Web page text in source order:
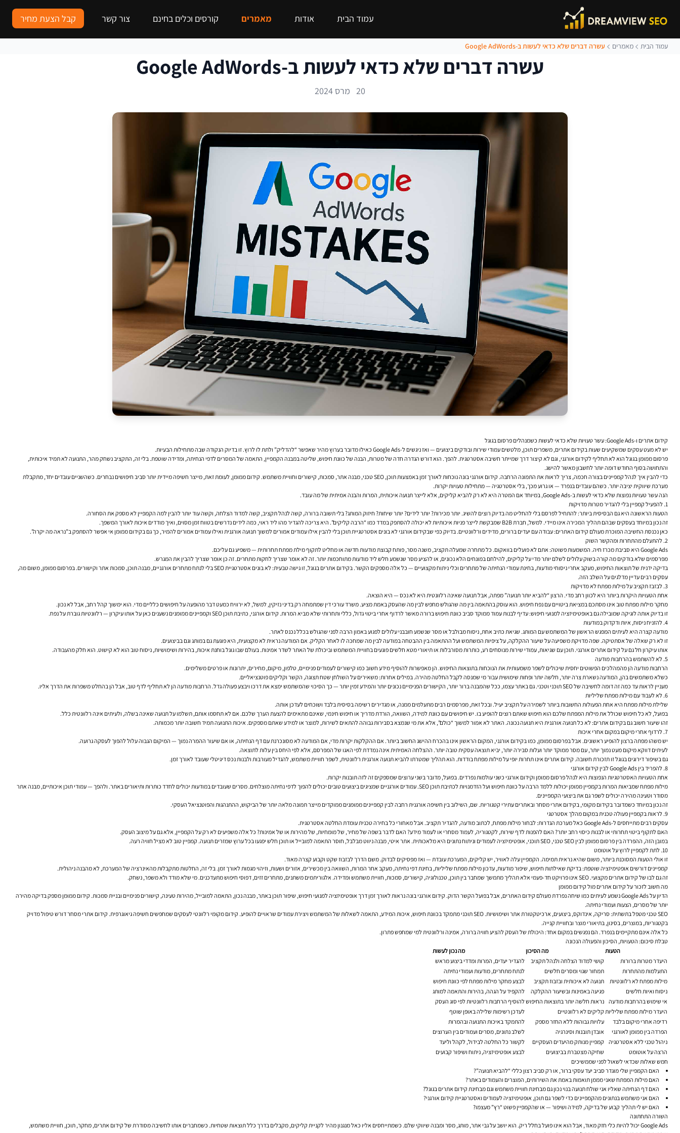
עמוד הבית אודות מאמרים קורסים וכלים בחינם צור קשר קבל הצעת מחיר
עמוד הבית מאמרים עשרה דברים שלא כדאי לעשות ב-Google AdWords
עשרה דברים שלא כדאי לעשות ב-Google AdWords
20 מרס 2024
קידום אתרים ו-Google Ads: עשר טעויות שלא כדאי לעשות כשמנהלים פרסום בגוגל
יש לא מעט עסקים שמשקיעים שעות בקידום אתרים, משפרים תוכן, מלטשים עמודי שירות ובודקים ביצועים — ואז ניגשים ל-Google Ads כאילו מדובר בערוץ מהיר שאפשר “להדליק” ולתת לו לרוץ. זו בדיוק הנקודה שבה מתחילות הבעיות.
פרסום ממומן בגוגל הוא לא תחליף לקידום אורגני, וגם לא קיצור דרך שמייתר חשיבה אסטרטגית. להפך. הוא דורש הגדרה חדה של מטרות, הבנה של כוונת חיפוש, שליטה במבנה הקמפיין, התאמה של המסרים לדפי הנחיתה, ומדידה שוטפת. בלי זה, התקציב נשחק מהר, התנועה לא תמיד איכותית,
והתחושה בסוף החודש דומה יותר לחשבון מאשר להישג.
כדי להבין איך לנהל קמפיינים בצורה חכמה, צריך לראות את התמונה הרחבה. קידום אורגני בונה נוכחות לאורך זמן באמצעות תוכן, SEO טכני, מבנה אתר, סמכות, קישורים וחוויית משתמש. קידום ממומן, לעומת זאת, מייצר חשיפה מיידית יותר סביב חיפושים נבחרים. כשהשניים עובדים יחד, מתקבלת
מערכת שיווקית יציבה יותר. כשהם עובדים בנפרד — או גרוע מכך, בלי אסטרטגיה — מתחילות טעויות יקרות.
הנה עשר טעויות נפוצות שלא כדאי לעשות ב-Google Ads, במיוחד אם המטרה היא לא רק להביא קליקים, אלא לייצר תנועה איכותית, המרות והבנה אמיתית של מה עובד.
1. להפעיל קמפיין בלי להגדיר מטרות מדויקות
הטעות הראשונה היא גם הבסיסית ביותר: להתחיל לפרסם בלי להחליט מה בדיוק רוצים להשיג. יותר מכירות? יותר לידים? יותר שיחות? חיזוק המותג? בלי תשובה ברורה, קשה לנהל תקציב, קשה למדוד הצלחה, וקשה עוד יותר להבין למה הקמפיין לא מספק את הסחורה.
זה נכון במיוחד בעסקים שבהם תהליך המכירה אינו מיידי. למשל, חברת B2B שמבקשת לייצר פניות איכותיות לא יכולה להסתפק במדד כמו “הרבה קליקים”. היא צריכה להגדיר מהו ליד ראוי, כמה לידים נדרשים בטווח זמן מסוים, ואיך מודדים איכות לאורך המשפך.
כאן נכנסת החשיבה המוכרת מעולם קידום האתרים: עבודה עם יעדים ברורים, מדידים ורלוונטיים. בדיוק כפי שבקידום אורגני לא בונים אסטרטגיית תוכן בלי להבין אילו עמודים אמורים למשוך תנועה אורגנית ואילו עמודים אמורים להמיר, כך גם בקידום ממומן אי אפשר להסתפק ב”נראה מה יקרה”.
2. להתעלם מהתחרות ומהקשר השוק
Google Ads היא סביבת מכרז חיה. המשמעות פשוטה: אתם לא פועלים בוואקום. כל מתחרה שמעלה תקציב, משנה מסר, פותח קבוצת מודעות חדשה או מחליט לתקוף מילת מפתח תחרותית — משפיע גם עליכם.
מפרסמים שלא בודקים מה קורה בשוק עלולים לשלם יותר מדי על קליקים, להילחם במונחים הלא נכונים, או להציע מסר שנשמע חלש ליד מודעות מתוחכמות יותר. זה לא אומר שצריך לחקות מתחרים. זה כן אומר שצריך להבין את המגרש.
בדיקה ידנית של תוצאות החיפוש, מעקב אחרי ניסוחי מודעות, בחינת עמודי הנחיתה של מתחרים וכלי ניתוח מקצועיים — כל אלה מספקים הקשר. בקידום אתרים בגוגל, זו גישה טבעית: לא בונים אסטרטגיית SEO בלי לנתח מתחרים אורגניים, מבנה תוכן, סמכות אתר וקישורים. בפרסום ממומן, משום מה,
עסקים רבים עדיין מדלגים על השלב הזה.
3. לבזבז תקציב על מילות מפתח לא מדויקות
אחת הטעויות היקרות ביותר היא לכוון רחב מדי. הרצון “להביא יותר תנועה” מפתה, אבל תנועה שאינה רלוונטית היא לא נכס — היא הוצאה.
מחקר מילות מפתח טוב אינו מסתכם במציאת ביטויים עם נפח חיפוש. הוא עוסק בהתאמה בין מה שהגולש מחפש לבין מה שהעסק באמת מציע. משרד עורכי דין שמתמחה רק בדיני נזיקין, למשל, לא ירוויח כמעט דבר מהופעה על חיפושים כלליים מדי. הוא ימשוך קהל רחב, אבל לא נכון.
זו בדיוק אותה לוגיקה שמובילה גם באופטימיזציה למנועי חיפוש: עדיף לבנות עמוד ממוקד סביב כוונת חיפוש ברורה מאשר לרדוף אחרי ביטוי גדול, כללי ותחרותי שלא מביא המרות. קידום אורגני, כתיבת תוכן SEO וקמפיינים ממומנים נשענים כאן על אותו עיקרון — רלוונטיות גוברת על נפח.
4. להזניח ניסוח, איות ודקדוק במודעות
מודעה קצרה היא לעיתים המפגש הראשון של המשתמש עם המותג. שגיאת כתיב אחת, ניסוח מבולבל או מסר שנשמע חובבני עלולים לפגוע באמון הרבה לפני שהגולש בכלל נכנס לאתר.
זו לא רק שאלה של אסתטיקה. שפה מדויקת משפיעה על שיעור ההקלקה, על ציפיות המשתמש ועל ההתאמה בין ההבטחה במודעה לבין מה שמחכה לו לאחר הקליק. אם המודעה נראית לא מקצועית, היא פוגעת גם במותג וגם בביצועים.
אותו עיקרון חל גם על קידום אתרים אורגני. תוכן עם שגיאות, עמודי שירות מנוסחים רע, כותרות מסורבלות או תיאורי מטא חלשים פוגעים בחוויית המשתמש וביכולת של האתר לשדר אמינות. בעולם שבו גוגל בוחנת איכות, בהירות ושימושיות, ניסוח טוב הוא לא קישוט. הוא חלק מהעבודה.
5. לא להשתמש בהרחבות מודעה
הרחבות מודעה הן מהמהלכים הפשוטים יחסית שיכולים לשפר משמעותית את הנוכחות בתוצאות החיפוש. הן מאפשרות להוסיף מידע חשוב כמו קישורים לעמודים פנימיים, טלפון, מיקום, מחירים, יתרונות או פרטים משלימים.
כשלא משתמשים בהן, המודעה נשארת צרה יותר, חלשה יותר ופחות שימושית עבור מי שמנסה לקבל החלטה מהירה. במילים אחרות: משאירים על השולחן שטח תצוגה, הקשר וקליקים פוטנציאליים.
מעניין לראות עד כמה זה דומה לחשיבה של SEO תוכני וטכני. גם באתר עצמו, ככל שהמבנה ברור יותר, הקישורים הפנימיים נכונים יותר והמידע זמין יותר — כך הסיכוי שהמשתמש ימצא את דרכו ויבצע פעולה גדל. הרחבות מודעה הן לא תחליף לדף טוב, אבל הן בהחלט משפרות את הדרך אליו.
6. לא לעבוד עם מילות מפתח שליליות
שלילת מילות מפתח היא אחת הפעולות החשובות ביותר לשמירה על תקציב יעיל. ובכל זאת, מפרסמים רבים מתעלמים ממנה, או מגדירים רשימה בסיסית בלבד ושוכחים לעדכן אותה.
בפועל, לא כל חיפוש שכולל את מילות המפתח שלכם הוא חיפוש שאתם רוצים להופיע בו. יש חיפושים עם כוונת למידה, השוואה, הורדת מדריך או חיפוש חינמי, שאינם מתאימים להצעת הערך שלכם. אם לא תחסמו אותם, תשלמו על תנועה שאינה בשלה, ולעיתים אינה רלוונטית כלל.
זהו שיעור חשוב גם בקידום אתרים: לא כל תנועה אורגנית היא תנועה נכונה. האתר לא אמור למשוך “כולם”, אלא את מי שנמצא בסבירות גבוהה להתאים לשירות, למוצר או למידע שאתם מספקים. איכות התנועה תמיד חשובה יותר מכמותה.
7. לרדוף אחרי מיקום במקום אחרי איכות
יש משהו מפתה ברצון להופיע ראשונים. אבל בפרסום ממומן, כמו בקידום אורגני, המקום הראשון אינו בהכרח ההישג החשוב ביותר. אם ההקלקות יקרות מדי, אם המודעה לא מסונכרנת עם דף הנחיתה, או אם שיעור ההמרה נמוך — המיקום הגבוה עלול להפוך לעסקה גרועה.
לעיתים דווקא מיקום מעט נמוך יותר, עם מסר ממוקד יותר ועלות סבירה יותר, יביא תוצאה עסקית טובה יותר. ההצלחה האמיתית אינה נמדדת לפי האגו של המפרסם, אלא לפי היחס בין עלות לתוצאה.
גם בשיפור דירוגים בגוגל זו תזכורת חשובה. קידום אתרים אינו תחרות יופי על מילות מפתח בודדות. הוא תהליך שמטרתו להביא תנועה אורגנית רלוונטית, לשפר חוויית משתמש, להגדיל מעורבות ולבנות נכס דיגיטלי שעובד לאורך זמן.
8. להפריד בין Google Ads לבין קידום אורגני
אחת הטעויות האסטרטגיות הנפוצות היא לנהל פרסום ממומן וקידום אורגני כשני עולמות נפרדים. בפועל, מדובר בשני ערוצים שמספקים זה לזה תובנות יקרות.
מילות מפתח שמביאות המרות בקמפיין ממומן יכולות ללמד הרבה על כוונת חיפוש ועל הזדמנויות לכתיבת תוכן SEO. עמודים אורגניים שמציגים ביצועים טובים יכולים להפוך לדפי נחיתה מוצלחים. מסרים שעובדים במודעות יכולים לחדד כותרות ותיאורים באתר. ולהפך — עמודי תוכן איכותיים, מבנה אתר
מסודר וטעינה מהירה יכולים לשפר גם את ביצועי הקמפיינים.
זה נכון במיוחד כשמדובר בקידום מקומי, בקידום אתרי מסחר ובאתרים עתירי קטגוריות. שם, השילוב בין חשיפה אורגנית רחבה לבין קמפיינים ממומנים ממוקדים מייצר תמונה מלאה יותר של הביקוש, ההתנהגות והפוטנציאל העסקי.
9. לראות בקמפיין פעולה טכנית במקום מהלך אסטרטגי
עסקים רבים מתייחסים ל-Google Ads כאל מערכת הגדרות: לבחור מילות מפתח, לכתוב מודעה, להגדיר תקציב. אבל מאחורי כל בחירה טכנית עומדת החלטה אסטרטגית.
האם לתקוף ביטוי תחרותי או לבנות כיסוי רחב יותר? האם להפנות לדף שירות, לקטגוריה, לעמוד מסחרי או לעמוד מידע? האם לדבר בשפה של מחיר, של מומחיות, של מהירות או של אמינות? כל אלה משפיעים לא רק על הקמפיין, אלא גם על מיצוב העסק.
במובן הזה, ההפרדה בין פרסום ממומן לבין SEO טכני, SEO תוכני, אופטימיזציה לעמודים וניתוח נתונים היא מלאכותית. אתר איטי, מבנה ניווט מבלבל, חוסר התאמה למובייל או תוכן חלש יפגעו בכל ערוץ שמזרים תנועה. קמפיין טוב לא מציל חוויה רעה.
10. לתת לקמפיין לרוץ על אוטומט
זו אולי הטעות המסוכנת ביותר, משום שהיא נראית תמימה. הקמפיין עלה לאוויר, יש קליקים, המערכת עובדת — ואז מפסיקים לבדוק. משם הדרך לבזבוז שקט וקבוע קצרה מאוד.
קמפיינים דורשים אופטימיזציה שוטפת: בדיקת שאילתות חיפוש, שיפור מודעות, עדכון מילות מפתח שליליות, בחינת דפי נחיתה, מעקב אחר המרות, השוואה בין מכשירים, אזורים ושעות, וזיהוי מגמות לאורך זמן. בלי זה, החלטות מתקבלות מהאינרציה של המערכת, לא מהבנה ניהולית.
זה גם לבו של קידום אתרים מקצועי. SEO אינו פרויקט חד-פעמי אלא תהליך מתמשך שמחבר בין תוכן, טכנולוגיה, קישורים, סמכות, חוויית משתמש ומדידה. אלגוריתמים משתנים, מתחרים זזים, דפוסי חיפוש מתעדכנים. מי שלא מודד ולא משפר, נשחק.
מה חשוב לזכור על קידום אתרים מול קידום ממומן
הדיון על Google Ads נשמע לעיתים כמו שיחה נפרדת מעולם קידום האתרים, אבל בפועל הקשר הדוק. קידום אורגני בונה נראות לאורך זמן דרך אופטימיזציה למנועי חיפוש, שיפור תוכן באתר, מבנה נכון, התאמה למובייל, מהירות טעינה, קישורים פנימיים ובניית סמכות. קידום ממומן מספק בדיקה מהירה
יותר של מסרים, הצעות ועמודי נחיתה.
SEO טכני מטפל בתשתית: סריקה, אינדוקס, ביצועים, ארכיטקטורת אתר ושימושיות. SEO תוכני מתמקד בכוונת חיפוש, איכות המידע, התאמה לשאלות של המשתמש ויצירת עמודים שראויים להופיע. קידום מקומי רלוונטי לעסקים שמחפשים חשיפה גיאוגרפית. קידום אתרי מסחר דורש טיפול מדויק
בקטגוריות, במוצרים, בסינון, בתיאורי מוצר ובחוויית קנייה.
כל אלה אינם מתקיימים בנפרד. הם נפגשים במקום אחד: היכולת של העסק להציע חוויה ברורה, אמינה ורלוונטית למי שמחפש פתרון.
טבלת סיכום: הטעויות, הסיכון והפעולה הנכונה
הטעות
מה הסיכון
מה נכון לעשות
היעדר מטרות ברורות
קושי למדוד הצלחה ולנהל תקציב
להגדיר יעדים, המרות ומדדי ביצוע מראש
התעלמות מהתחרות
תמחור שגוי ומסרים חלשים
לנתח מתחרים, מודעות ועמודי נחיתה
מילות מפתח לא רלוונטיות
תנועה לא איכותית ובזבוז תקציב
לבצע מחקר מילות מפתח לפי כוונת חיפוש
ניסוח ואיות חלשים
פגיעה באמינות ובשיעור ההקלקה
להקפיד על הגהה, בהירות והתאמה למותג
אי שימוש בהרחבות מודעה נראות חלשה יותר בתוצאות החיפושלהוסיף הרחבות רלוונטיות לפי סוג העסק
היעדר מילות מפתח שליליות קליקים לא רלוונטיים
לעדכן רשימות שלילה באופן שוטף
רדיפה אחרי מיקום בלבד
עלויות גבוהות ללא החזר מספק
להתמקד באיכות התנועה ובהמרות
הפרדה בין ממומן לאורגני
אובדן תובנות וסינרגיה
לשלב נתונים, מסרים ועמודים בין הערוצים
ניהול טכני ללא אסטרטגיה
קמפיין מנותק מהיעדים העסקיים
לקשור כל החלטה לבידול, לקהל וליעד
הרצה על אוטומט
שחיקה מצטברת בביצועים
לבצע אופטימיזציה, ניתוח ושיפור קבועים
חמש שאלות שכדאי לשאול לפני שממשיכים
האם הקמפיין שלי מוגדר סביב יעד עסקי ברור, או רק סביב רצון כללי “להביא תנועה”?
האם מילות המפתח שאני מממן תואמות באמת את השירותים, המוצרים והעמודים באתר?
האם דף הנחיתה שאליו אני שולח תנועה בנוי נכון גם מבחינת חוויית משתמש וגם מבחינת קידום אתרים בגוגל?
האם אני משתמש בנתונים מהקמפיינים כדי לשפר גם תוכן, אופטימיזציה לעמודים ואסטרטגיית קידום אורגני?
האם יש לי תהליך קבוע של בדיקה, למידה ושיפור — או שהקמפיין פשוט “רץ” מעצמו?
השורה התחתונה
Google Ads יכול להיות כלי חזק מאוד, אבל הוא אינו פועל בחלל ריק. הוא יושב על גבי אתר, מותג, מסר ומבנה שיווקי שלם. כשמתייחסים אליו כאל מנגנון מהיר לקניית קליקים, מקבלים בדרך כלל תוצאות שטחיות. כשמחברים אותו לחשיבה מסודרת של קידום אתרים, מחקר, תוכן, חוויית משתמש,